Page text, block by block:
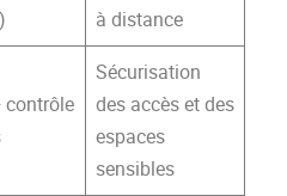
à distance
contrôle
Sécurisation
des accès et des
espaces
sensibles